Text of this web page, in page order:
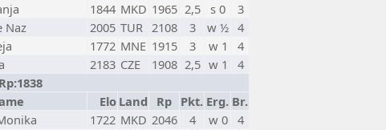
1844 MKD 1965 2,5 s 0
3
Naz 2005 TUR 2108 3 w ½ 4
1772 MNE 1915 3 w 1
4
2183 CZE 1908 2,5 w 1
4
Elo Land Rp Pkt. Erg. Br.
1722 MKD 2046 4 w 0
4